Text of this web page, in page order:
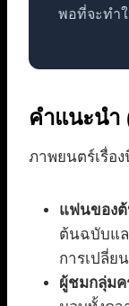
พอที่จะทำ
คำแนะนำ
ภาพยนตร์เรื่อ
แฟนของ
ต้นฉบับแล
การเปลี่ย
ผู้ชมกลุ่มค